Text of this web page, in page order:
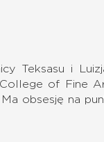
Teksasu i
of Fine
obsesję na